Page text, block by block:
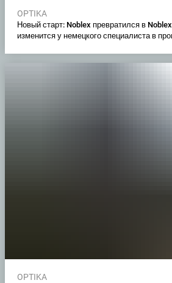
OPTIKA
Новый старт: Noblex превратился в
изменится у немецкого специалиста в
OPTIKA